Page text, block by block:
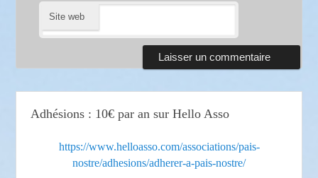
Site web
Adhésions : 10€ par an sur Hello Asso
https://www.helloasso.com/associations/pais-
nostre/adhesions/adherer-a-pais-nostre/